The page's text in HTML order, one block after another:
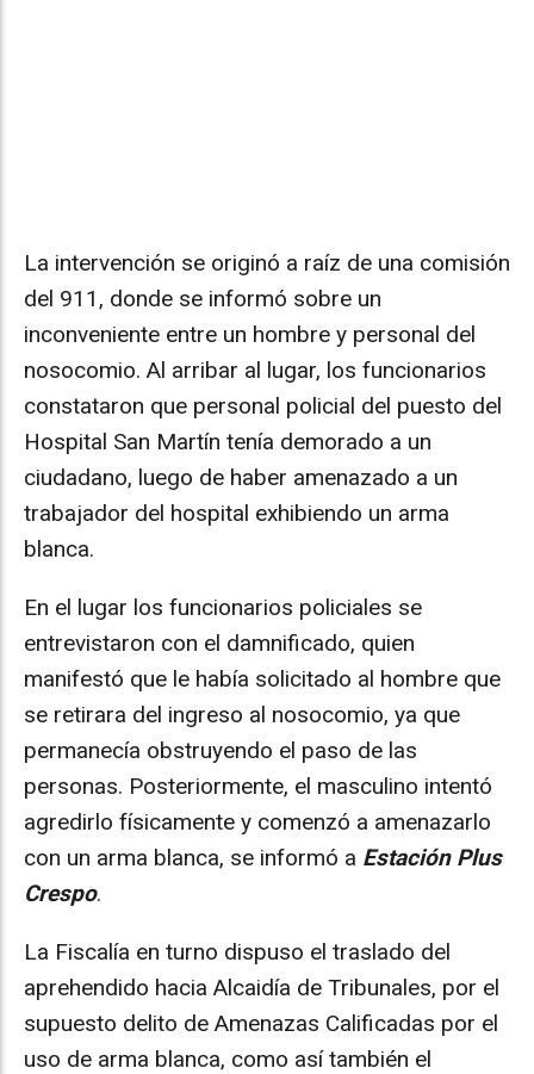
La intervención se originó a raíz de una comisión
del 911, donde se informó sobre un
inconveniente entre un hombre y personal del
nosocomio. Al arribar al lugar, los funcionarios
constataron que personal policial del puesto del
Hospital San Martín tenía demorado a un
ciudadano, luego de haber amenazado a un
trabajador del hospital exhibiendo un arma
blanca.
En el lugar los funcionarios policiales se
entrevistaron con el damnificado, quien
manifestó que le había solicitado al hombre que
se retirara del ingreso al nosocomio, ya que
permanecía obstruyendo el paso de las
personas. Posteriormente, el masculino intentó
agredirlo físicamente y comenzó a amenazarlo
con un arma blanca, se informó a Estación Plus
Crespo.
La Fiscalía en turno dispuso el traslado del
aprehendido hacia Alcaidía de Tribunales, por el
supuesto delito de Amenazas Calificadas por el
uso de arma blanca, como así también el